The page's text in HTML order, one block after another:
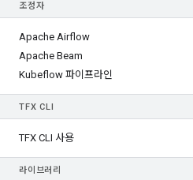
조정자
Apache Airflow
Apache Beam
Kubeflow 파이프라인
TFX CLI
TFX CLI 사용
라이브러리